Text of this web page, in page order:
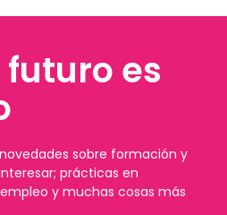
es
sobre formación y
prácticas en
y muchas cosas más